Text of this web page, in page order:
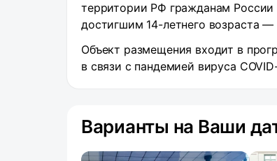
территории РФ гражданам
достигшим 14-летнего возраста
Объект размещения входит в
в связи с пандемией вируса
Варианты на Ваши